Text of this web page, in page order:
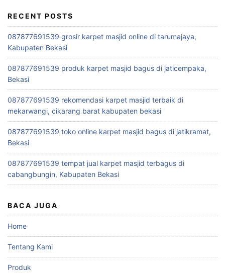
RECENT POSTS
087877691539 grosir karpet masjid online di tarumajaya,
Kabupaten Bekasi
087877691539 produk karpet masjid bagus di jaticempaka,
Bekasi
087877691539 rekomendasi karpet masjid terbaik di
mekarwangi, cikarang barat kabupaten bekasi
087877691539 toko online karpet masjid bagus di jatikramat,
Bekasi
087877691539 tempat jual karpet masjid terbagus di
cabangbungin, Kabupaten Bekasi
BACA JUGA
Home
Tentang Kami
Produk